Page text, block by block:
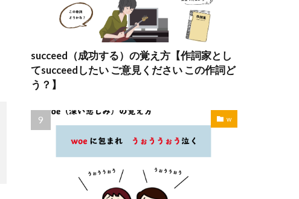
succeed（成功する）の覚え方【作詞家とし
てsucceedしたい ご意見ください この作詞ど
う？】
w